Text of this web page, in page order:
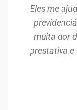
Eles me
muita dor
prestativa e